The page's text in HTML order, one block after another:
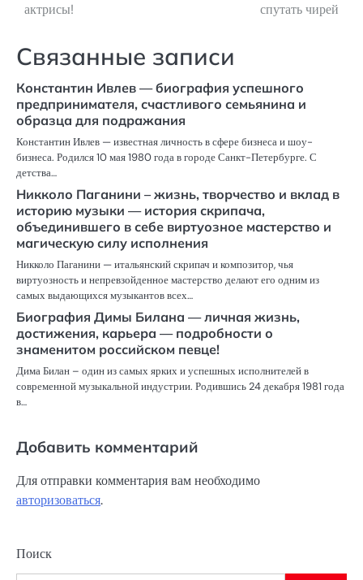
записям
актрисы!
спутать чирей
Связанные записи
Константин Ивлев — биография успешного
предпринимателя, счастливого семьянина и
образца для подражания
Константин Ивлев — известная личность в сфере бизнеса и шоу-
бизнеса. Родился 10 мая 1980 года в городе Санкт-Петербурге. С
детства…
Никколо Паганини – жизнь, творчество и вклад в
историю музыки — история скрипача,
объединившего в себе виртуозное мастерство и
магическую силу исполнения
Никколо Паганини — итальянский скрипач и композитор, чья
виртуозность и непревзойденное мастерство делают его одним из
самых выдающихся музыкантов всех…
Биография Димы Билана — личная жизнь,
достижения, карьера — подробности о
знаменитом российском певце!
Дима Билан – один из самых ярких и успешных исполнителей в
современной музыкальной индустрии. Родившись 24 декабря 1981 года
в…
Добавить комментарий
Для отправки комментария вам необходимо
авторизоваться.
Поиск